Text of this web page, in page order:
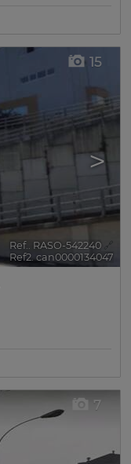
>
15
Ref.. RASO-542240 🔗
Ref2. can0000134047
7